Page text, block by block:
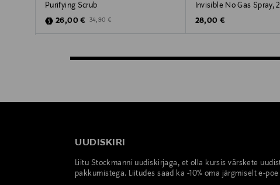
Purifying Scrub
Discounted Price
26,00 € Original Price
34,90 €
Invisible No Gas Spray,
Original Price
28,00 €
UUDISKIRI
Liitu Stockmanni uudiskirjaga, et olla kursis värskete
pakkumistega. Liitudes saad ka -10% oma järgmiselt e-